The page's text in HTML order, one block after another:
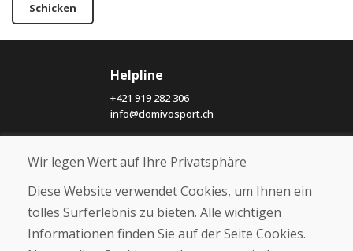
Schicken
Helpline
+421 919 282 306
info@domivosport.ch
Über uns
Über uns
Geschäft
Kontakt
Wir legen Wert auf Ihre Privatsphäre
Diese Website verwendet Cookies, um Ihnen ein
tolles Surferlebnis zu bieten. Alle wichtigen
Informationen finden Sie auf der Seite Cookies.